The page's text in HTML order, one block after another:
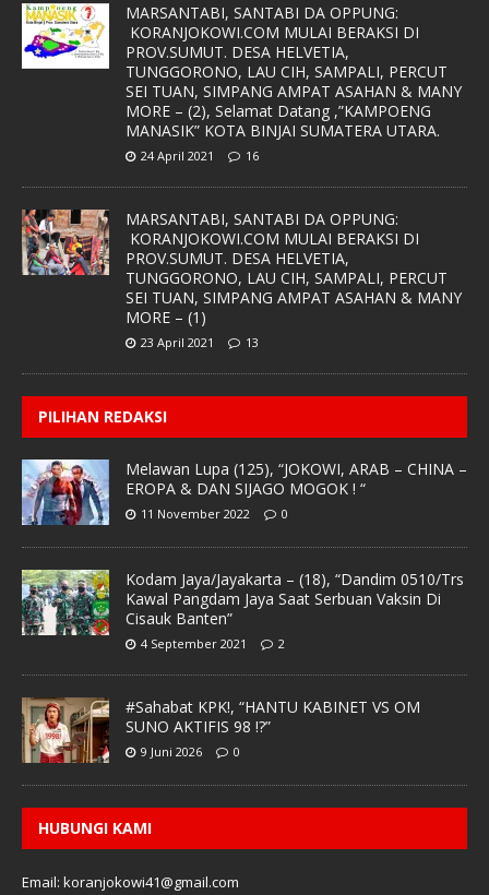
MARSANTABI, SANTABI DA OPPUNG:
KORANJOKOWI.COM MULAI BERAKSI DI
PROV.SUMUT. DESA HELVETIA,
TUNGGORONO, LAU CIH, SAMPALI, PERCUT
SEI TUAN, SIMPANG AMPAT ASAHAN & MANY
MORE – (2), Selamat Datang ,”KAMPOENG
MANASIK” KOTA BINJAI SUMATERA UTARA.
24 April 2021 16
MARSANTABI, SANTABI DA OPPUNG:
KORANJOKOWI.COM MULAI BERAKSI DI
PROV.SUMUT. DESA HELVETIA,
TUNGGORONO, LAU CIH, SAMPALI, PERCUT
SEI TUAN, SIMPANG AMPAT ASAHAN & MANY
MORE – (1)
23 April 2021 13
PILIHAN REDAKSI
Melawan Lupa (125), “JOKOWI, ARAB – CHINA –
EROPA & DAN SIJAGO MOGOK ! “
11 November 2022 0
Kodam Jaya/Jayakarta – (18), “Dandim 0510/Trs
Kawal Pangdam Jaya Saat Serbuan Vaksin Di
Cisauk Banten”
4 September 2021 2
#Sahabat KPK!, “HANTU KABINET VS OM
SUNO AKTIFIS 98 !?”
9 Juni 2026 0
HUBUNGI KAMI
Email: koranjokowi41@gmail.com